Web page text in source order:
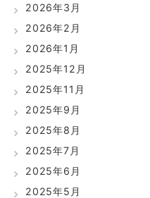
2026年3月
2026年2月
2026年1月
2025年12月
2025年11月
2025年9月
2025年8月
2025年7月
2025年6月
2025年5月